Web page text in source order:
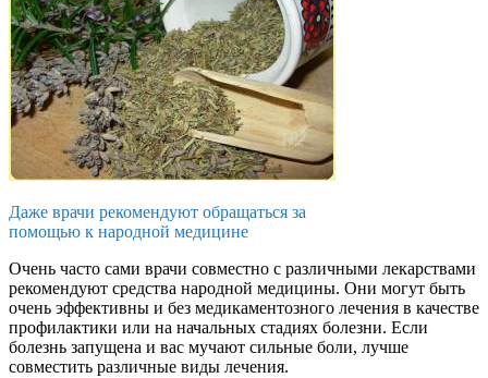
Даже врачи рекомендуют обращаться за
помощью к народной медицине
Очень часто сами врачи совместно с различными лекарствами
рекомендуют средства народной медицины. Они могут быть
очень эффективны и без медикаментозного лечения в качестве
профилактики или на начальных стадиях болезни. Если
болезнь запущена и вас мучают сильные боли, лучше
совместить различные виды лечения.